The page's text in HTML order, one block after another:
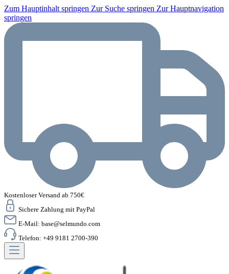
Zum Hauptinhalt springen Zur Suche springen Zur Hauptnavigation
springen
Kostenloser Versand ab 750€
Sichere Zahlung mit PayPal
E-Mail: base@selmundo.com
Telefon: +49 9181 2700-390